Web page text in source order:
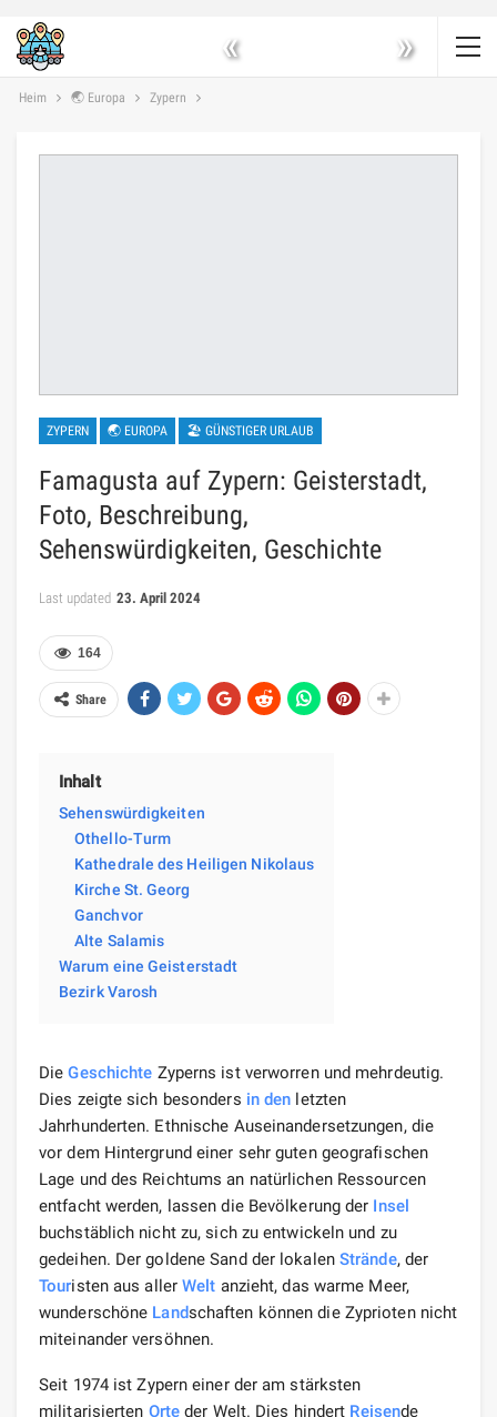
« »
Heim 🌏 Europa Zypern
ZYPERN 🌏 EUROPA 🏖 GÜNSTIGER URLAUB
Famagusta auf Zypern: Geisterstadt,
Foto, Beschreibung,
Sehenswürdigkeiten, Geschichte
Last updated 23. April 2024
164
Share
Inhalt
Sehenswürdigkeiten
Othello-Turm
Kathedrale des Heiligen Nikolaus
Kirche St. Georg
Ganchvor
Alte Salamis
Warum eine Geisterstadt
Bezirk Varosh
DieGeschichte Zyperns ist verworren und mehrdeutig.
Dies zeigte sich besonders in den letzten
Jahrhunderten. Ethnische Auseinandersetzungen, die
vor dem Hintergrund einer sehr guten geografischen
Lage und des Reichtums an natürlichen Ressourcen
entfacht werden, lassen die Bevölkerung der Insel
buchstäblich nicht zu, sich zu entwickeln und zu
gedeihen. Der goldene Sand der lokalen Strände, der
Touristen aus allerWelt anzieht, das warme Meer,
wunderschöne Landschaften können die Zyprioten nicht
miteinander versöhnen.
Seit 1974 ist Zypern einer der am stärksten
militarisierten Orte der Welt. Dies hindert Reisende